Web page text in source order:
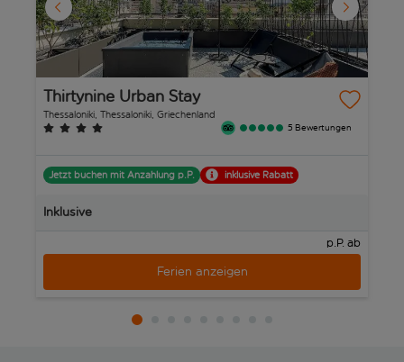
Thirtynine Urban Stay
Thessaloniki, Thessaloniki, Griechenland
5 Bewertungen
Jetzt buchen mit Anzahlung p.P. inklusive Rabatt
Inklusive
p.P. ab
Ferien anzeigen